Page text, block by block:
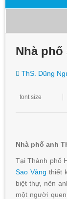
Nhà
ThS. Dũng
font size
Nhà phố anh
Tại Thành phố
Sao Vàng thiết
biệt thự, nên
một người